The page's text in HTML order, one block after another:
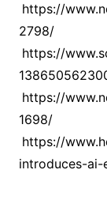
https://
2798/
https://
https://
1698/
https://
introduces-ai-